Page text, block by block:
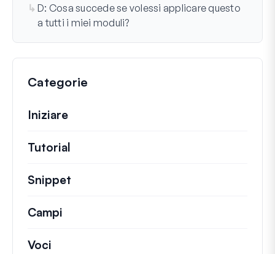
D: Cosa succede se volessi applicare questo
a tutti i miei moduli?
Categorie
Iniziare
Tutorial
Snippet
Campi
Voci